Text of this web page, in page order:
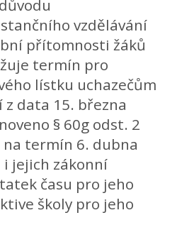
vzdělávání
přítomnosti žáků
termín pro
lístku uchazečům
data 15. března
§ 60g odst. 2
na termín 6. dubna
i jejich zákonní
času pro jeho
školy pro jeho